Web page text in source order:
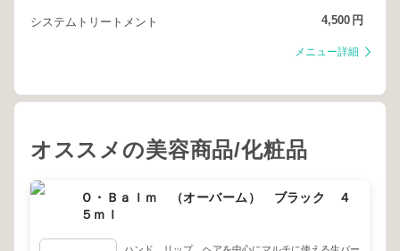
システムトリートメント 4,500 円
メニュー詳細
オススメの美容商品/化粧品
Ｏ・Ｂａｌｍ （オーバーム） ブラック ４
５ｍｌ